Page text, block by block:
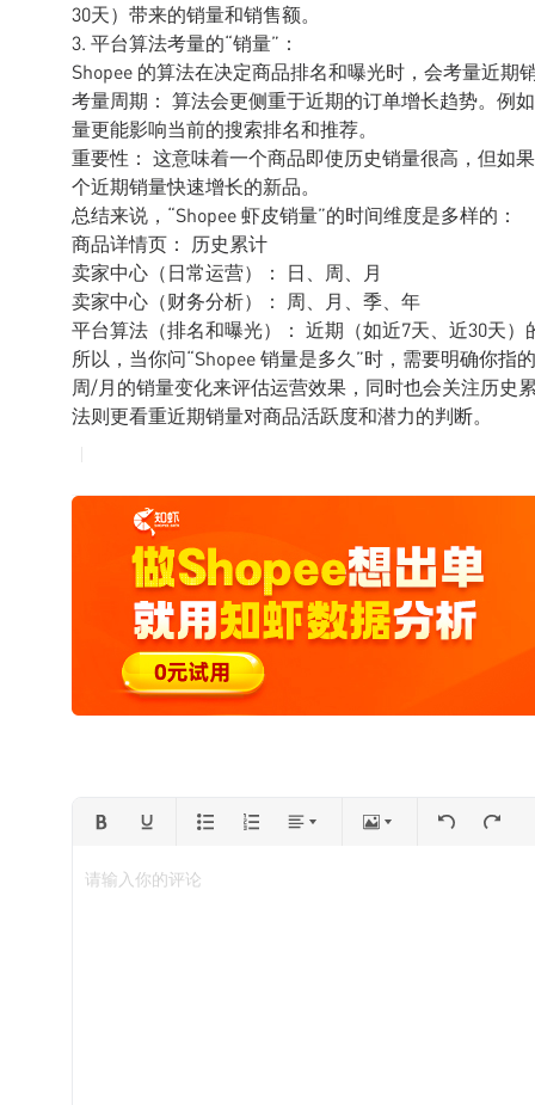
30天）带来的销量和销售额。
3. 平台算法考量的“销量”：
Shopee 的算法在决定商品排名和曝光时，会考量近期
考量周期： 算法会更侧重于近期的订单增长趋势。例
量更能影响当前的搜索排名和推荐。
重要性： 这意味着一个商品即使历史销量很高，但如
个近期销量快速增长的新品。
总结来说，“Shopee 虾皮销量”的时间维度是多样的：
商品详情页： 历史累计
卖家中心（日常运营）： 日、周、月
卖家中心（财务分析）： 周、月、季、年
平台算法（排名和曝光）： 近期（如近7天、近30天）
所以，当你问“Shopee 销量是多久”时，需要明确你
周/月的销量变化来评估运营效果，同时也会关注历史
法则更看重近期销量对商品活跃度和潜力的判断。
请输入你的评论